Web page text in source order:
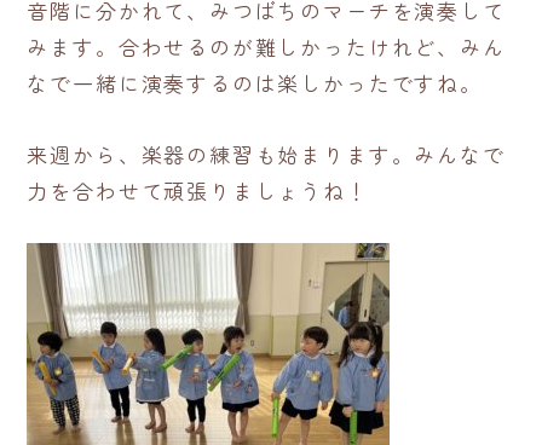
音階に分かれて、みつばちのマーチを演奏して
みます。合わせるのが難しかったけれど、みん
なで一緒に演奏するのは楽しかったですね。
来週から、楽器の練習も始まります。みんなで
力を合わせて頑張りましょうね！